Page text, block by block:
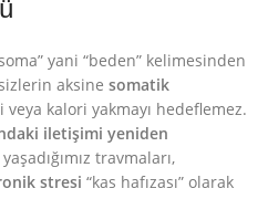
yani “beden” kelimesinden
aksine somatik
veya kalori yakmayı hedeflemez.
iletişimi yeniden
travmaları,
stresi “kas hafızası” olarak